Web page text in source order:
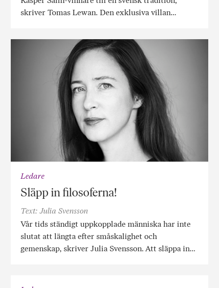
skriver Tomas Lewan. Den exklusiva villan…
Ledare
Släpp in filosoferna!
Text: Julia Svensson
Vår tids ständigt uppkopplade människa har inte
slutat att längta efter småskalighet och
gemenskap, skriver Julia Svensson. Att släppa in…